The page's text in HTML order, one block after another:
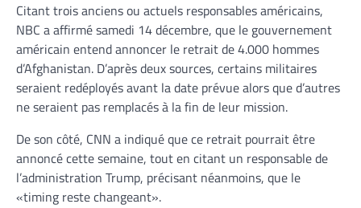
Citant trois anciens ou actuels responsables américains,
NBC a affirmé samedi 14 décembre, que le gouvernement
américain entend annoncer le retrait de 4.000 hommes
d’Afghanistan. D’après deux sources, certains militaires
seraient redéployés avant la date prévue alors que d’autres
ne seraient pas remplacés à la fin de leur mission.
De son côté, CNN a indiqué que ce retrait pourrait être
annoncé cette semaine, tout en citant un responsable de
l’administration Trump, précisant néanmoins, que le
«timing reste changeant».